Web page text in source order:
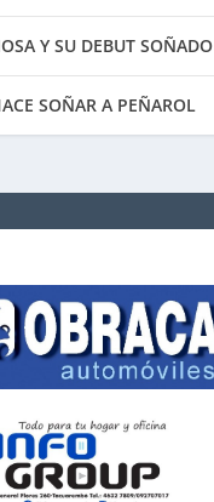
Y SU DEBUT SOÑADO
SOÑAR A PEÑAROL